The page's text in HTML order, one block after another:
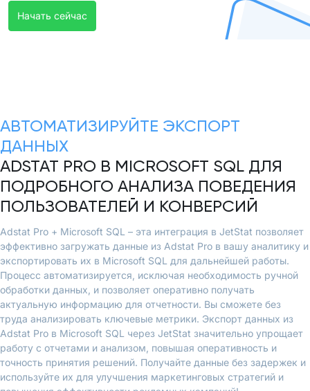
Начать сейчас
АВТОМАТИЗИРУЙТЕ ЭКСПОРТ
ДАННЫХ
ADSTAT PRO В MICROSOFT SQL ДЛЯ
ПОДРОБНОГО АНАЛИЗА ПОВЕДЕНИЯ
ПОЛЬЗОВАТЕЛЕЙ И КОНВЕРСИЙ
Adstat Pro + Microsoft SQL – эта интеграция в JetStat позволяет
эффективно загружать данные из Adstat Pro в вашу аналитику и
экспортировать их в Microsoft SQL для дальнейшей работы.
Процесс автоматизируется, исключая необходимость ручной
обработки данных, и позволяет оперативно получать
актуальную информацию для отчетности. Вы сможете без
труда анализировать ключевые метрики. Экспорт данных из
Adstat Pro в Microsoft SQL через JetStat значительно упрощает
работу с отчетами и анализом, повышая оперативность и
точность принятия решений. Получайте данные без задержек и
используйте их для улучшения маркетинговых стратегий и